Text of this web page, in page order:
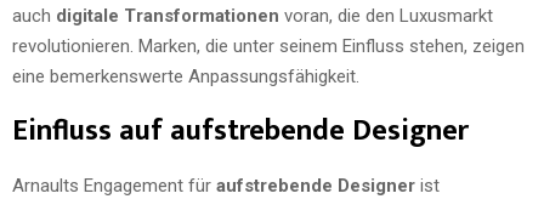
auch digitale Transformationen voran, die den Luxusmarkt
revolutionieren. Marken, die unter seinem Einfluss stehen, zeigen
eine bemerkenswerte Anpassungsfähigkeit.
Einfluss auf aufstrebende Designer
Arnaults Engagement für aufstrebende Designer ist